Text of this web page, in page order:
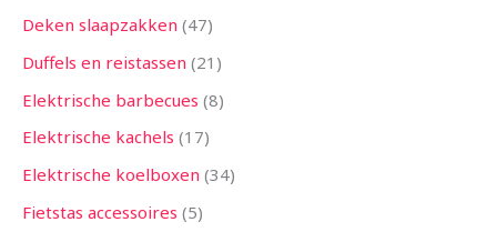
Deken slaapzakken 47
Duffels en reistassen 21
Elektrische barbecues 8
Elektrische kachels 17
Elektrische koelboxen 34
Fietstas accessoires 5